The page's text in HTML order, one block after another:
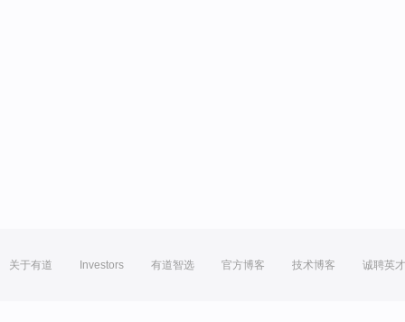
关于有道 Investors 有道智选 官方博客 技术博客 诚聘英才